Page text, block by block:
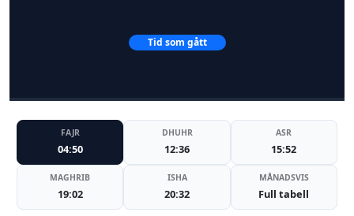
Tid som gått
FAJR
04:50
DHUHR
12:36
ASR
15:52
MAGHRIB
19:02
ISHA
20:32
MÅNADSVIS
Full tabell